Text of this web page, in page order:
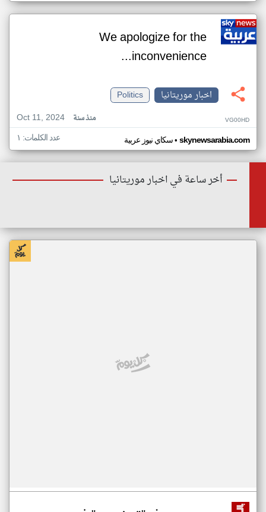
We apologize for the
inconvenience...
اخبار موريتانيا
Politics
Oct 11, 2024
منذ سنة VG00HD
سكاي نيوز عربية• skynewsarabia.com عدد الكلمات: ١
أخر ساعة في اخبار موريتانيا